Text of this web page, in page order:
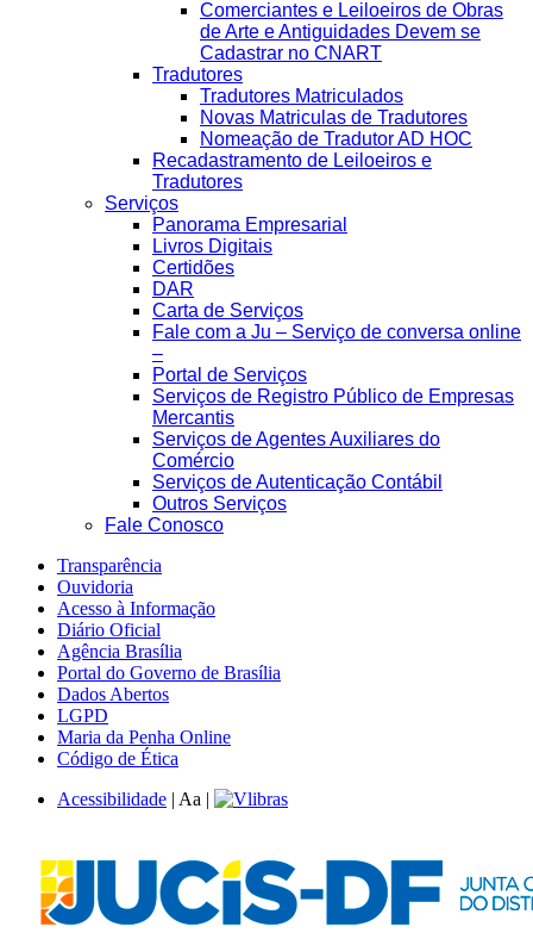
Comerciantes e Leiloeiros de Obras
de Arte e Antiguidades Devem se
Cadastrar no CNART
Tradutores
Tradutores Matriculados
Novas Matriculas de Tradutores
Nomeação de Tradutor AD HOC
Recadastramento de Leiloeiros e
Tradutores
Serviços
Panorama Empresarial
Livros Digitais
Certidões
DAR
Carta de Serviços
Fale com a Ju – Serviço de conversa online
–
Portal de Serviços
Serviços de Registro Público de Empresas
Mercantis
Serviços de Agentes Auxiliares do
Comércio
Serviços de Autenticação Contábil
Outros Serviços
Fale Conosco
Transparência
Ouvidoria
Acesso à Informação
Diário Oficial
Agência Brasília
Portal do Governo de Brasília
Dados Abertos
LGPD
Maria da Penha Online
Código de Ética
Acessibilidade | Aa |